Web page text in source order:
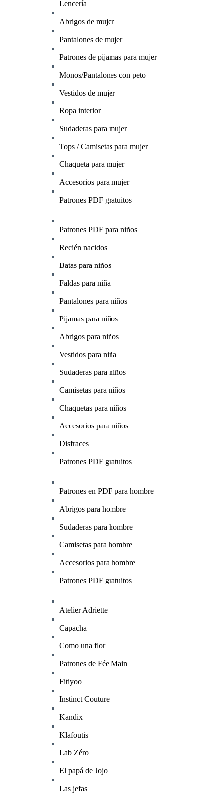
Lencería
Abrigos de mujer
Pantalones de mujer
Patrones de pijamas para mujer
Monos/Pantalones con peto
Vestidos de mujer
Ropa interior
Sudaderas para mujer
Tops / Camisetas para mujer
Chaqueta para mujer
Accesorios para mujer
Patrones PDF gratuitos
Patrones PDF para niños
Recién nacidos
Batas para niños
Faldas para niña
Pantalones para niños
Pijamas para niños
Abrigos para niños
Vestidos para niña
Sudaderas para niños
Camisetas para niños
Chaquetas para niños
Accesorios para niños
Disfraces
Patrones PDF gratuitos
Patrones en PDF para hombre
Abrigos para hombre
Sudaderas para hombre
Camisetas para hombre
Accesorios para hombre
Patrones PDF gratuitos
Atelier Adriette
Capacha
Como una flor
Patrones de Fée Main
Fitiyoo
Instinct Couture
Kandix
Klafoutis
Lab Zéro
El papá de Jojo
Las jefas